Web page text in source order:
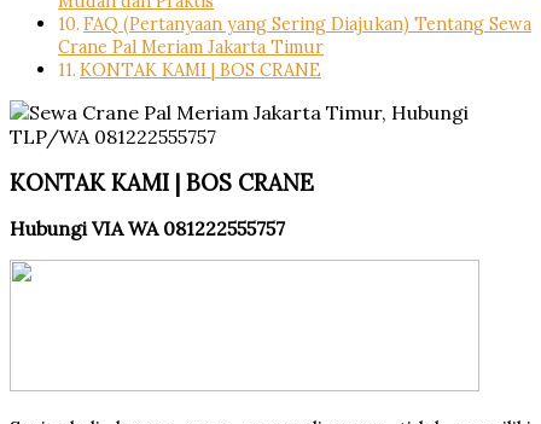
FAQ (Pertanyaan yang Sering Diajukan) Tentang Sewa
Crane Pal Meriam Jakarta Timur
KONTAK KAMI | BOS CRANE
KONTAK KAMI | BOS CRANE
Hubungi VIA WA 081222555757